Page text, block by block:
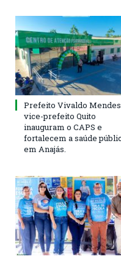
Prefeito Vivaldo
vice-prefeito Quito
inauguram o CAPS e
fortalecem a saúde
em Anajás.